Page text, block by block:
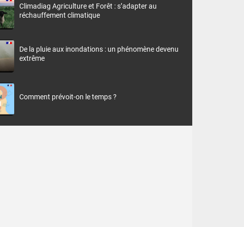
Climadiag Agriculture et Forêt : s’adapter au
réchauffement climatique
De la pluie aux inondations : un phénomène devenu
extrême
Comment prévoit-on le temps ?